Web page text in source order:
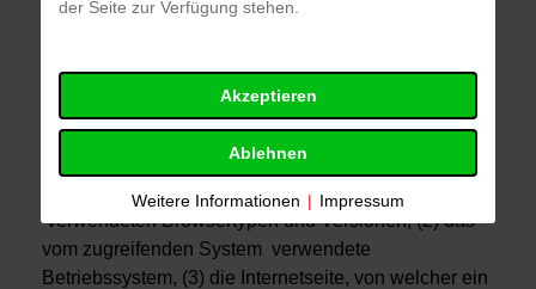
Die Internetseite der Freiwillige Feuerwehr Eichstätt-
durch eine betroffene Person oder ein
automatisiertes System eine Reihe von allgemeinen
Daten und Informationen. Diese allgemeinen Daten
und Informationen werden in den Logfiles des
Servers gespeichert. Erfasst werden können die (1)
verwendeten Browsertypen und Versionen, (2) das
vom zugreifenden System verwendete
Betriebssystem, (3) die Internetseite, von welcher ein
der Seite zur Verfügung stehen.
Akzeptieren
Ablehnen
Weitere Informationen | Impressum